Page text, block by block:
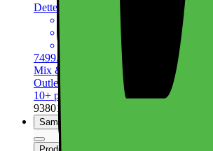
Dette produkt er blevet bedømt til 4.8 ud
6.2" FHD+ Dynamic AMOLED-
50+12+10MP kameraopstilling
4.000 mAh batteri, trådløs
7499.-
Mix & Match
Outlet-pris fra 6899.-
10+ på lager online
| På lager i 36
938012
Sammenlign